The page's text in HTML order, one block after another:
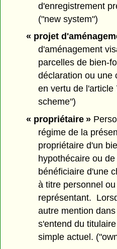
d'enregistrement
("new system")
« projet
d'aménagement
parcelles de bien-
déclaration ou une
en vertu de l'article
scheme")
« propriétaire »
régime de la
propriétaire d'un
hypothécaire ou
bénéficiaire d'une
à titre personnel
représentant.
autre mention
s'entend du
simple actuel.